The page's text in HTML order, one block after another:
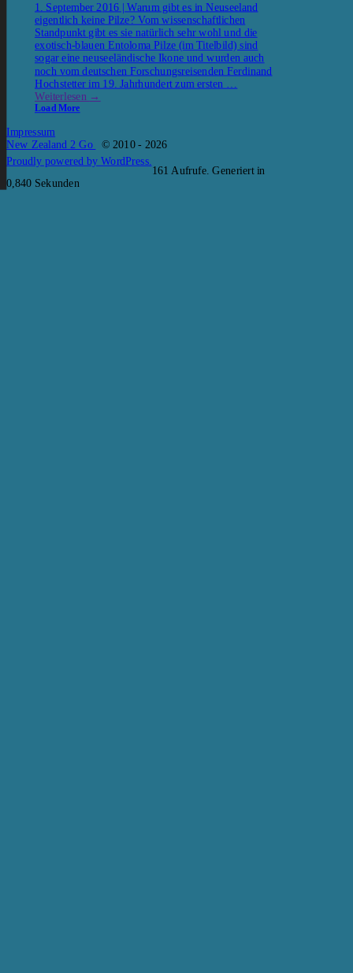
1. September 2016 | Warum gibt es in Neuseeland
eigentlich keine Pilze? Vom wissenschaftlichen
Standpunkt gibt es sie natürlich sehr wohl und die
exotisch-blauen Entoloma Pilze (im Titelbild) sind
sogar eine neuseeländische Ikone und wurden auch
noch vom deutschen Forschungsreisenden Ferdinand
Hochstetter im 19. Jahrhundert zum ersten …
Weiterlesen →
Load More
Impressum
New Zealand 2 Go
© 2010 - 2026
Proudly powered by WordPress.
161 Aufrufe. Generiert in
0,840 Sekunden